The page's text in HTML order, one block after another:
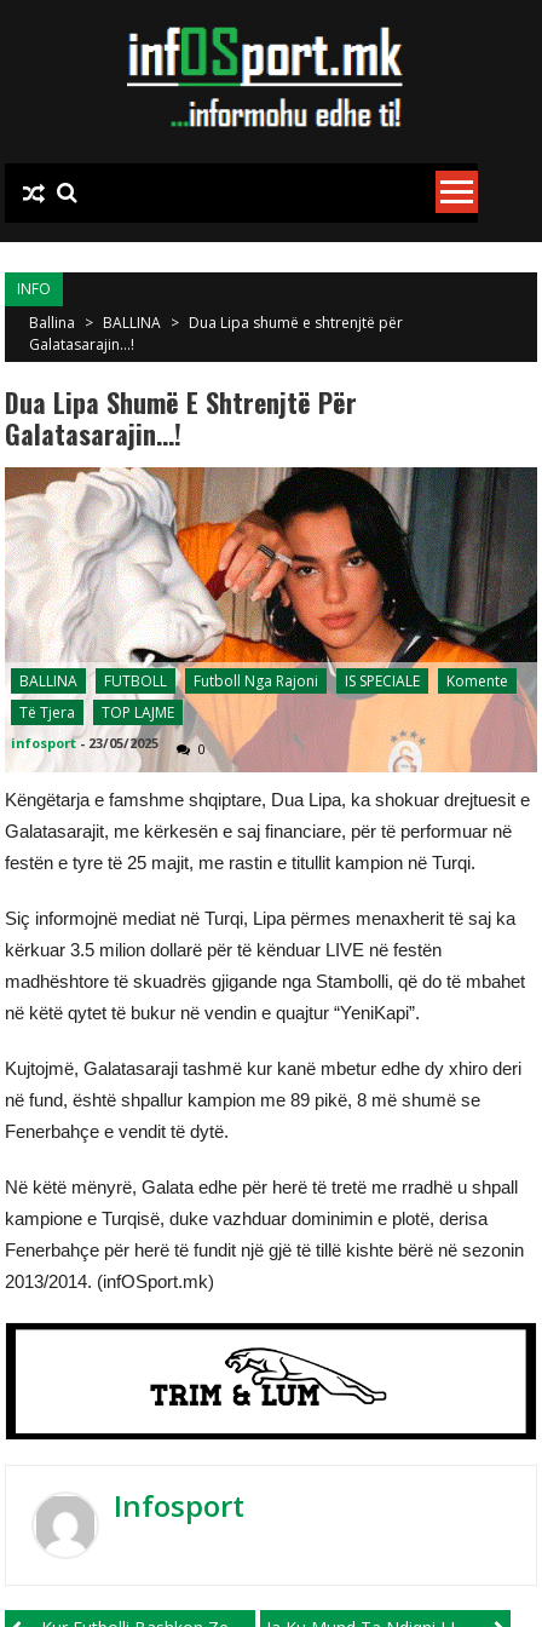
INFO
Ballina > BALLINA > Dua Lipa shumë e shtrenjtë për
Galatasarajin…!
Dua Lipa Shumë E Shtrenjtë Për
Galatasarajin…!
BALLINA FUTBOLL Futboll Nga Rajoni IS SPECIALE
Komente
Të Tjera
TOP LAJME
infosport - 23/05/2025 0
Këngëtarja e famshme shqiptare, Dua Lipa, ka shokuar drejtuesit e
Galatasarajit, me kërkesën e saj financiare, për të performuar në
festën e tyre të 25 majit, me rastin e titullit kampion në Turqi.
Siç informojnë mediat në Turqi, Lipa përmes menaxherit të saj ka
kërkuar 3.5 milion dollarë për të kënduar LIVE në festën
madhështore të skuadrës gjigande nga Stambolli, që do të mbahet
në këtë qytet të bukur në vendin e quajtur “YeniKapi”.
Kujtojmë, Galatasaraji tashmë kur kanë mbetur edhe dy xhiro deri
në fund, është shpallur kampion me 89 pikë, 8 më shumë se
Fenerbahçe e vendit të dytë.
Në këtë mënyrë, Galata edhe për herë të tretë me rradhë u shpall
kampione e Turqisë, duke vazhduar dominimin e plotë, derisa
Fenerbahçe për herë të fundit një gjë të tillë kishte bërë në sezonin
2013/2014. (infOSport.mk)
Infosport